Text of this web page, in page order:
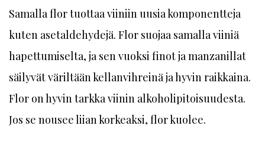
Samalla flor tuottaa viiniin uusia komponentteja
kuten asetaldehydejä. Flor suojaa samalla viiniä
hapettumiselta, ja sen vuoksi finot ja manzanillat
säilyvät väriltään kellanvihreinä ja hyvin raikkaina.
Flor on hyvin tarkka viinin alkoholipitoisuudesta.
Jos se nousee liian korkeaksi, flor kuolee.